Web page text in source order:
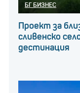
БГ БИЗНЕС
Проект за
сливенско
дестинация